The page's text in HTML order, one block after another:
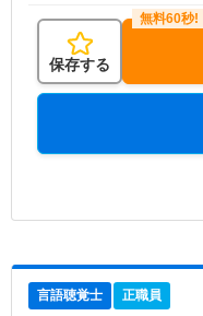
保存する
言語聴覚士 正職員